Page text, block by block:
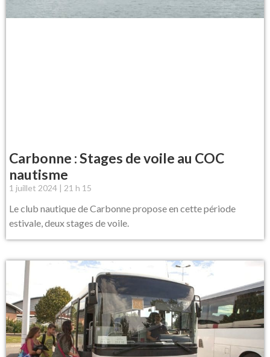
Carbonne : Stages de voile au COC
nautisme
1 juillet 2024 21 h 15
Le club nautique de Carbonne propose en cette période
estivale, deux stages de voile.